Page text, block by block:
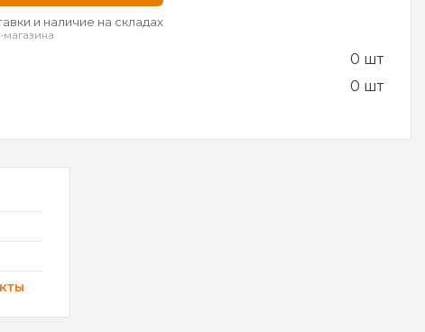
и наличие на складах
магазина
0 шт
0 шт